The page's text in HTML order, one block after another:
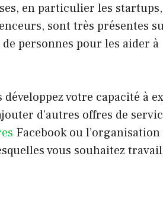
en particulier les
sont très présentes
personnes pour les aider à
votre capacité à
d’autres offres de
Facebook ou l’organisation
vous souhaitez